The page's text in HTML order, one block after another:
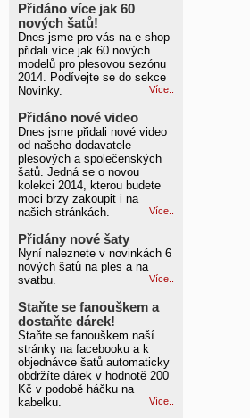
Přidáno více jak 60
nových šatů!
Dnes jsme pro vás na e-shop
přidali více jak 60 nových
modelů pro plesovou sezónu
2014. Podívejte se do sekce
Novinky.
Více..
Přidáno nové video
Dnes jsme přidali nové video
od našeho dodavatele
plesových a společenských
šatů. Jedná se o novou
kolekci 2014, kterou budete
moci brzy zakoupit i na
našich stránkách.
Více..
Přidány nové šaty
Nyní naleznete v novinkách 6
nových šatů na ples a na
svatbu.
Více..
Staňte se fanouškem a
dostaňte dárek!
Staňte se fanouškem naší
stránky na facebooku a k
objednávce šatů automaticky
obdržíte dárek v hodnotě 200
Kč v podobě háčku na
kabelku.
Více..